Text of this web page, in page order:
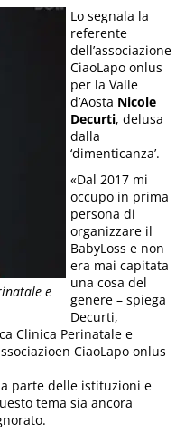
e
Lo segnala la
referente
dell’associazione
CiaoLapo onlus
per la Valle
d’Aosta Nicole
Decurti, delusa
dalla
‘dimenticanza’.
«Dal 2017 mi
occupo in prima
persona di
organizzare il
BabyLoss e non
era mai capitata
una cosa del
genere – spiega
Decurti,
Clinica Perinatale e
CiaoLapo onlus
parte delle istituzioni e
tema sia ancora